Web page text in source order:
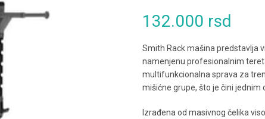
132.000 rsd
Smith Rack mašina predstavlja
namenjenu profesionalnim
multifunkcionalna sprava za
mišićne grupe, što je čini
Izrađena od masivnog čelika